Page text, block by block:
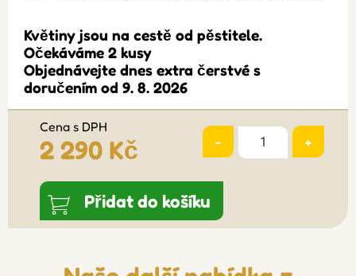
Květiny jsou na cestě od pěstitele.
Očekáváme 2 kusy
Objednávejte dnes extra čerstvé s
doručením od 9. 8. 2026
Cena s DPH
2 290 Kč - +
Přidat do košíku